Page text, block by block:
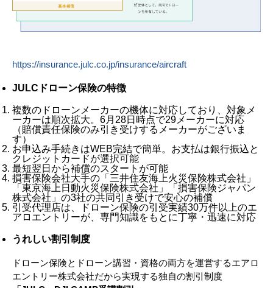
https://insurance.julc.co.jp/insurance/aircraft
JULCドローン保険の特徴
複数のドローンメーカーの機体に対応しており、対象メ
ーカーは順次拡大。6月28日時点で29メーカーに対応
（賠償責任保険のみ引き受けするメーカーがございま
す）
お申込み手続きはWEB完結で簡単。お支払は銀行振込と
クレジットカードが選択可能
最短翌日から補償のスタートが可能
損害保険会社大手の「三井住友海上火災保険株式会社」
「東京海上日動火災保険株式会社」「損害保険ジャパン
株式会社」の3社の共同引き受けで安心の補償
引受代理店は、ドローン保険の引受実績30万件以上のエ
アロエントリーが、専門知識をもとに丁寧・迅速に対応
うれしい割引制度
ドローン保険とドローン講習・資格の両方を運営するエアロ
エントリー株式会社だから実現する独自の割引制度